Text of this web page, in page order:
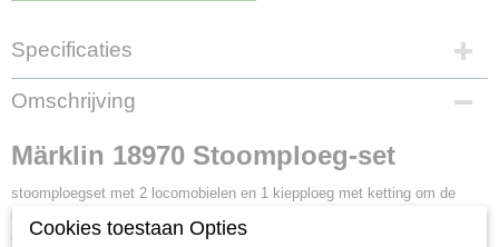
Specificaties
EAN code
4001883189703
18970
Schaal
Staat
Omschrijving
Märklin 18970 Stoomploeg-set
stoomploegset met 2 locomobielen en 1 kiepploeg met ketting om de
uit Gatersleben in Sachsen-Anhalt. Tijdperk I, begin 20e eeuw.
Cookies toestaan Opties